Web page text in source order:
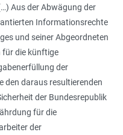
Aus der Abwägung der
Informationsrechte
und seiner Abgeordneten
für die künftige
der
den daraus resultierenden
der Bundesrepublik
für die
der